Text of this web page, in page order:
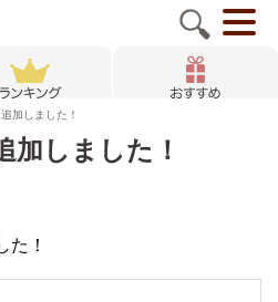
加しました！
加しました！
た！